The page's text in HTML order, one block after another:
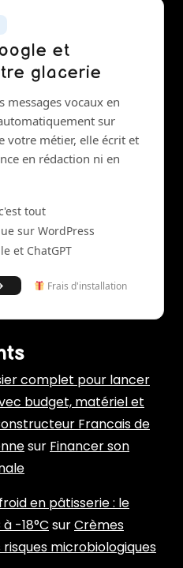
et
glacerie
messages vocaux en
sur
votre métier, elle écrit et
en rédaction ni en
tout
sur WordPress
et ChatGPT
Frais d'installation
complet pour lancer
budget, matériel et
Francais de
sur Financer son
en pâtisserie : le
-18°C surCrèmes
microbiologiques